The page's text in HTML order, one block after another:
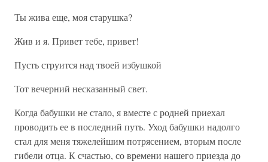
Ты жива еще, моя старушка?
Жив и я. Привет тебе, привет!
Пусть струится над твоей избушкой
Тот вечерний несказанный свет.
Когда бабушки не стало, я вместе с родней приехал
проводить ее в последний путь. Уход бабушки надолго
стал для меня тяжелейшим потрясением, вторым после
гибели отца. К счастью, со времени нашего приезда до